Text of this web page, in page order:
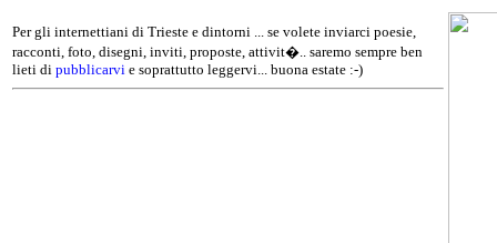
Per gli internettiani di Trieste e dintorni ... se volete inviarci poesie,
racconti, foto, disegni, inviti, proposte, attivit�.. saremo sempre ben
lieti di pubblicarvi e soprattutto leggervi... buona estate :-)